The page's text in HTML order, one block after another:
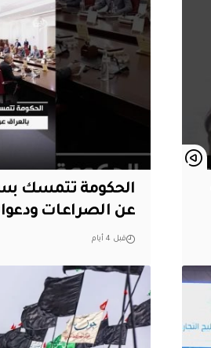
الحكومة تتمسك
عن الصراعات
قبل 4 أيام